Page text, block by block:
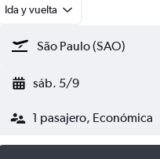
Ida y vuelta
sáb. 5/9
1 pasajero, Económica